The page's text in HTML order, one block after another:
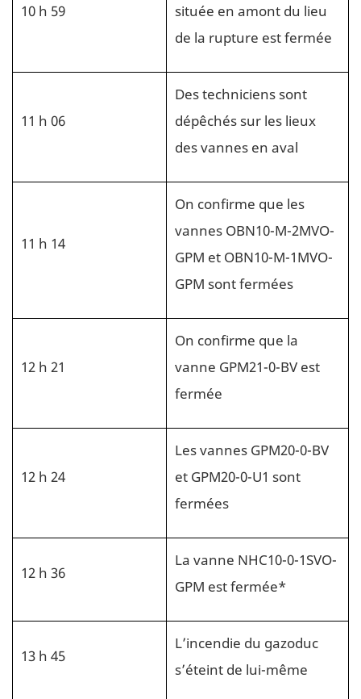
10 h 59
située en amont du lieu
de la rupture est fermée
11 h 06
Des techniciens sont
dépêchés sur les lieux
des vannes en aval
11 h 14
On confirme que les
vannes OBN10-M-2MVO-
GPM et OBN10-M-1MVO-
GPM sont fermées
12 h 21
On confirme que la
vanne GPM21-0-BV est
fermée
12 h 24
Les vannes GPM20-0-BV
et GPM20-0-U1 sont
fermées
12 h 36
La vanne NHC10-0-1SVO-
GPM est fermée*
13 h 45
L’incendie du gazoduc
s’éteint de lui-même